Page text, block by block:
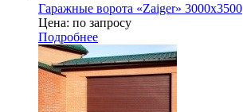
Гаражные ворота «Zaiger» 3000х3500
Цена: по запросу
Подробнее